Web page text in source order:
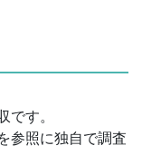
です。
参照に独自で調査